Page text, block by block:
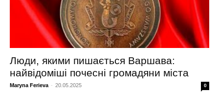
Люди, якими пишається Варшава:
найвідоміші почесні громадяни міста
Maryna Ferieva - 20.05.2025 0